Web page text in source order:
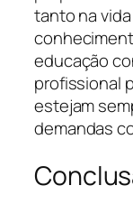
tanto na
educação
profissional
estejam
demandas